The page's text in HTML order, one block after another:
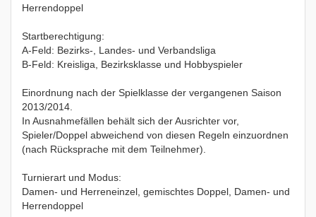
Herrendoppel
Startberechtigung:
A-Feld: Bezirks-, Landes- und Verbandsliga
B-Feld: Kreisliga, Bezirksklasse und Hobbyspieler
Einordnung nach der Spielklasse der vergangenen Saison
2013/2014.
In Ausnahmefällen behält sich der Ausrichter vor,
Spieler/Doppel abweichend von diesen Regeln einzuordnen
(nach Rücksprache mit dem Teilnehmer).
Turnierart und Modus:
Damen- und Herreneinzel, gemischtes Doppel, Damen- und
Herrendoppel